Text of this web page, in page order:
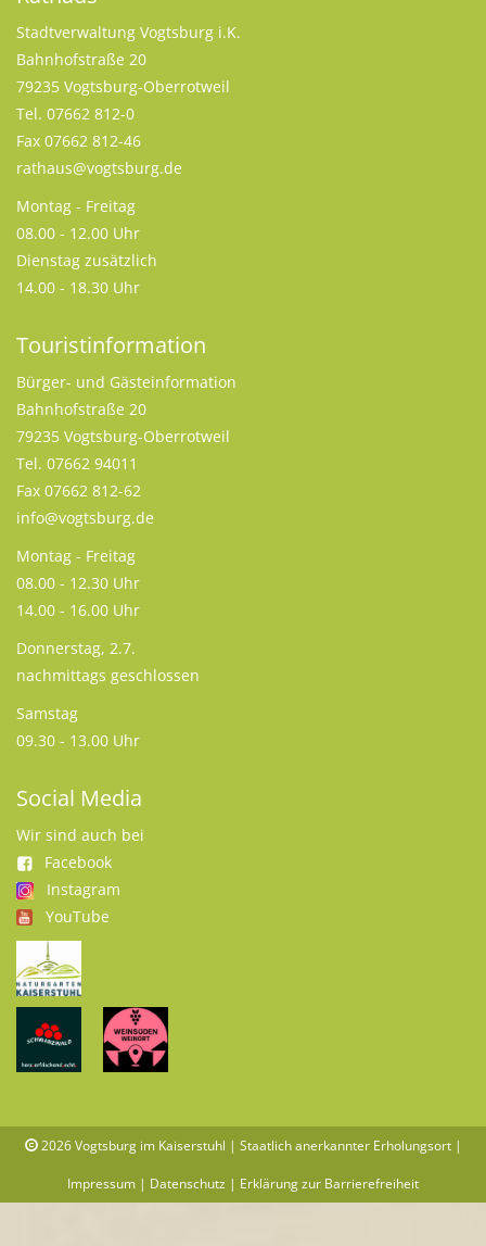
Stadtverwaltung Vogtsburg i.K.
Bahnhofstraße 20
79235 Vogtsburg-Oberrotweil
Tel. 07662 812-0
Fax 07662 812-46
rathaus@vogtsburg.de
Montag - Freitag
08.00 - 12.00 Uhr
Dienstag zusätzlich
14.00 - 18.30 Uhr
Touristinformation
Bürger- und Gästeinformation
Bahnhofstraße 20
79235 Vogtsburg-Oberrotweil
Tel. 07662 94011
Fax 07662 812-62
info@vogtsburg.de
Montag - Freitag
08.00 - 12.30 Uhr
14.00 - 16.00 Uhr
Donnerstag, 2.7.
nachmittags geschlossen
Samstag
09.30 - 13.00 Uhr
Social Media
Wir sind auch bei
Facebook
Instagram
YouTube
2026 Vogtsburg im Kaiserstuhl | Staatlich anerkannter Erholungsort |
Impressum | Datenschutz | Erklärung zur Barrierefreiheit